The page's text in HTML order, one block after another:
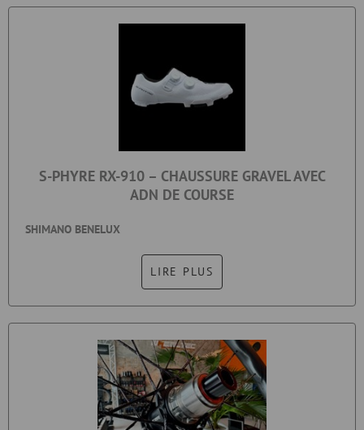
S-PHYRE RX-910 – CHAUSSURE GRAVEL AVEC
ADN DE COURSE
SHIMANO BENELUX
LIRE PLUS